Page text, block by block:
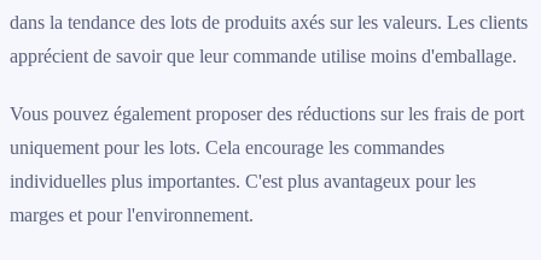
dans la tendance des lots de produits axés sur les valeurs. Les clients
apprécient de savoir que leur commande utilise moins d'emballage.
Vous pouvez également proposer des réductions sur les frais de port
uniquement pour les lots. Cela encourage les commandes
individuelles plus importantes. C'est plus avantageux pour les
marges et pour l'environnement.